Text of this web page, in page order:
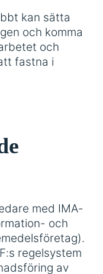
kan sätta
och komma
och
fastna i
med IMA-
och
regelsystem
av